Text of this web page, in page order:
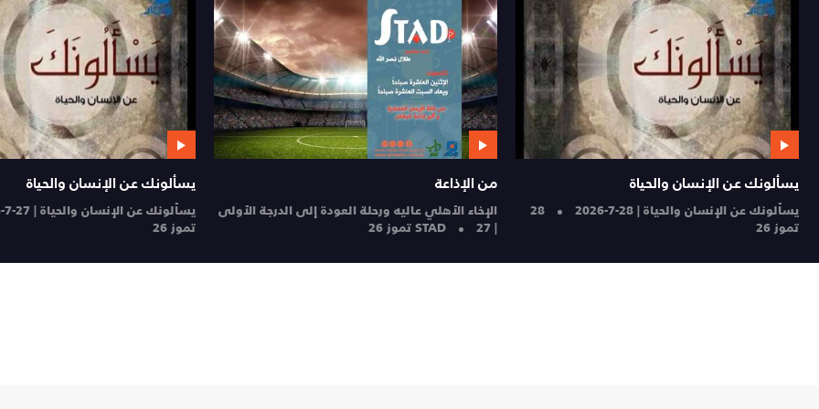
يسألونك عن الإنسان والحياة
يسألونك عن الإنسان والحياة | 28-7-2026
28
تموز 26
من الإذاعة
الإخاء الأهلي عاليه ورحلة العودة إلى الدرجة الأولى
| STAD27 تموز 26
يسألونك عن الإنسان والحياة
يسألونك عن الإنسان والحياة | 27-7-2026
تموز 26